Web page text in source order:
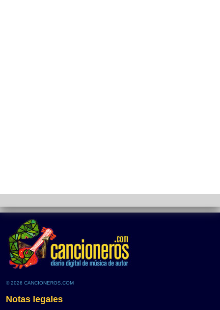
© 2026 CANCIONEROS.COM
Notas legales